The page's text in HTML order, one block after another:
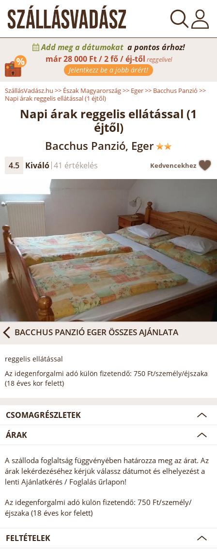
Add meg a dátumokat a pontos árhoz!
már28 000 Ft / 2 fő / éj-től reggelivel
Jelentkezz be a jobb árért!
SzállásVadász.hu >> Észak Magyarország>> Eger>> Bacchus Panzió >>
Napi árak reggelis ellátással (1 éjtől)
Napi árak reggelis ellátással (1
éjtől)
Bacchus Panzió, Eger
4.5 Kiváló 41 értékelés Kedvencekhez
BACCHUS PANZIÓ EGER ÖSSZES AJÁNLATA
reggelis ellátással
Az idegenforgalmi adó külön fizetendő: 750 Ft/személy/éjszaka
(18 éves kor felett)
CSOMAGRÉSZLETEK
ÁRAK
A szálloda foglaltság függvényében határozza meg az árat. Az
árak lekérdezéséhez kérjük válassz dátumot és elhelyezést a
lenti Ajánlatkérés / Foglalás űrlapon!
Az idegenforgalmi adó külön fizetendő: 750 Ft/személy/
éjszaka (18 éves kor felett)
FELTÉTELEK